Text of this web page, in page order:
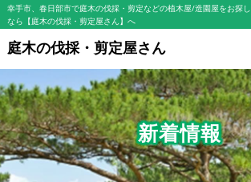
幸手市、春日部市で庭木の伐採・剪定などの植木屋/造園屋をお探し
なら【庭木の伐採・剪定屋さん】へ
庭木の伐採・剪定屋さん
新着情報